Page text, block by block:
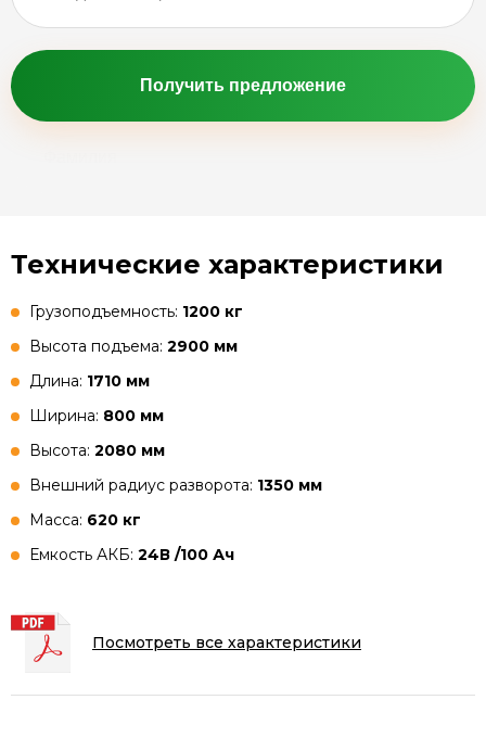
Получить предложение
Технические характеристики
Грузоподъемность: 1200 кг
Высота подъема: 2900 мм
Длина: 1710 мм
Ширина: 800 мм
Высота: 2080 мм
Внешний радиус разворота: 1350 мм
Масса: 620 кг
Емкость АКБ: 24В /100 Ач
Посмотреть все характеристики